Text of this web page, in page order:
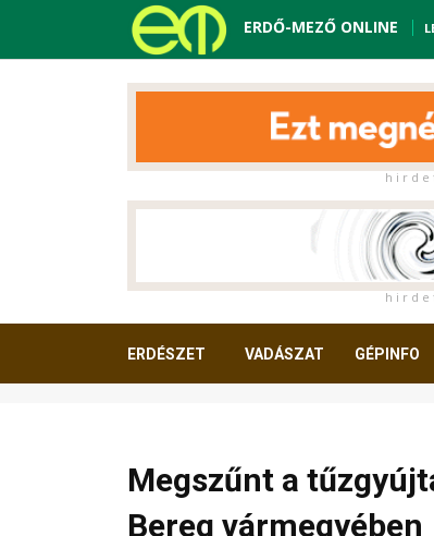
ERDŐ-MEZŐ ONLINE
h i r d e
h i r d e
ERDÉSZET VADÁSZAT GÉPINFO
Megszűnt a
Bereg vármegyében